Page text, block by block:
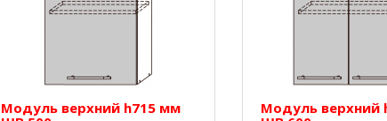
Модуль верхний h715 мм
Модуль верхний